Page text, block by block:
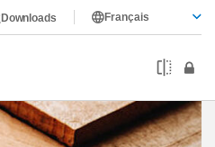
Downloads Français